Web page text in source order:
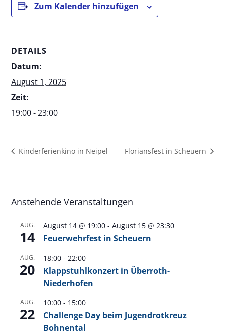
Zum Kalender hinzufügen
DETAILS
Datum:
August 1, 2025
Zeit:
19:00 - 23:00
Kinderferienkino in Neipel Floriansfest in Scheuern
Anstehende Veranstaltungen
AUG.
14
August 14 @ 19:00 -August 15 @ 23:30
Feuerwehrfest in Scheuern
AUG.
20
18:00 -22:00
Klappstuhlkonzert in Überroth-
Niederhofen
AUG.
22
10:00 - 15:00
Challenge Day beim Jugendrotkreuz
Bohnental